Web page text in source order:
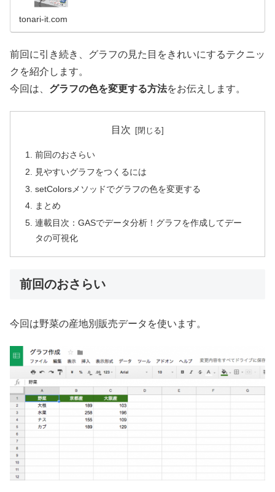
tonari-it.com
前回に引き続き、グラフの見た目をきれいにするテクニッ
クを紹介します。
今回は、 グラフの色を変更する方法をお伝えします。
目次
前回のおさらい
見やすいグラフをつくるには
setColorsメソッドでグラフの色を変更する
まとめ
連載目次：GASでデータ分析！グラフを作成してデー
タの可視化
前回のおさらい
今回は野菜の産地別販売データを使います。